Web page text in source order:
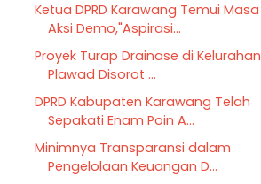
Ketua DPRD Karawang Temui Masa
Aksi Demo,"Aspirasi...
Proyek Turap Drainase di Kelurahan
Plawad Disorot ...
DPRD Kabupaten Karawang Telah
Sepakati Enam Poin A...
Minimnya Transparansi dalam
Pengelolaan Keuangan D...